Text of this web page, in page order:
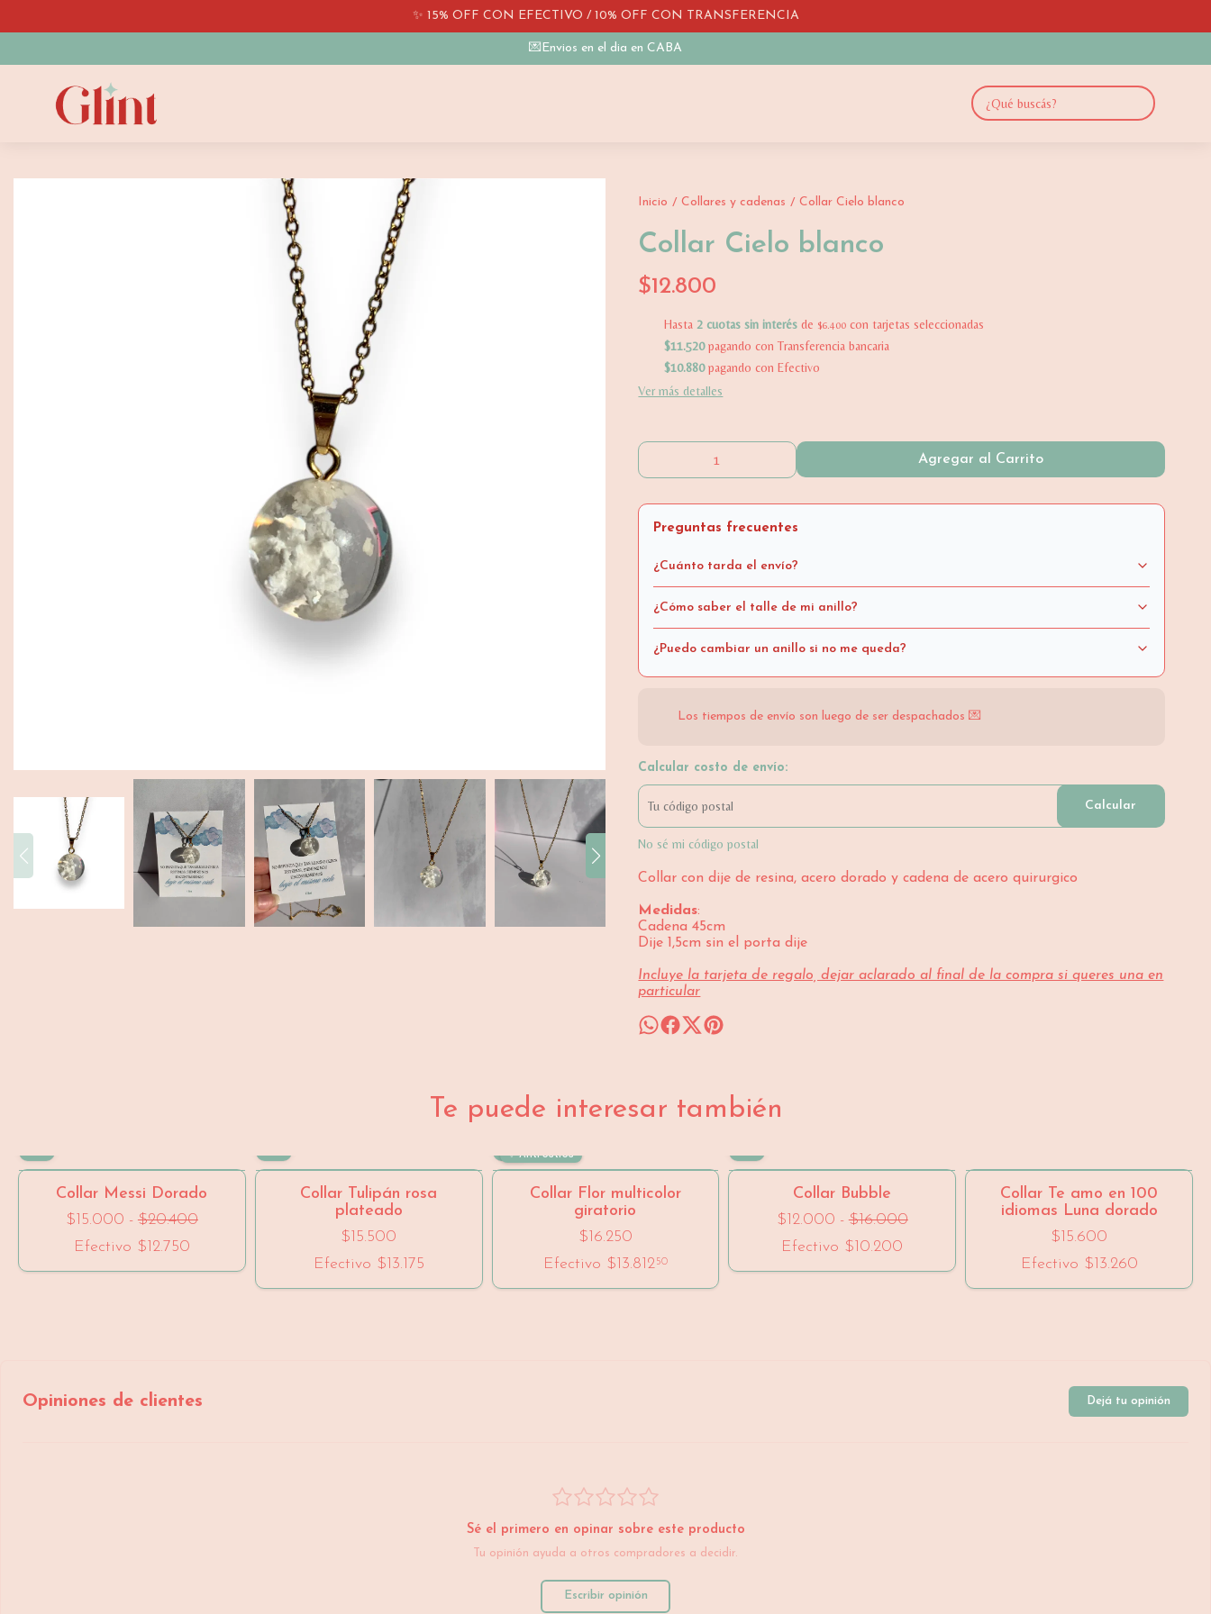
✨ 15% OFF CON EFECTIVO / 10% OFF CON TRANSFERENCIA
💌Envios en el dia en CABA
Inicio / Collares y cadenas / Collar Cielo blanco
Collar Cielo blanco
$12.800
Hasta 2 cuotas sin interés de $6.400 con tarjetas seleccionadas
$11.520pagando con Transferencia bancaria
$10.880pagando con Efectivo
Ver más detalles
Agregar al Carrito
Preguntas frecuentes
¿Cuánto tarda el envío?
¿Cómo saber el talle de mi anillo?
¿Puedo cambiar un anillo si no me queda?
Los tiempos de envío son luego de ser despachados 💌
Calcular costo de envío:
Calcular
No sé mi código postal
Collar con dije de resina, acero dorado y cadena de acero quirurgico
Medidas:
Cadena 45cm
Dije 1,5cm sin el porta dije
Incluye la tarjeta de regalo, dejar aclarado al final de la compra si queres una en
particular
Te puede interesar también
Collar Messi Dorado
$15.000 - $20.400
Efectivo $12.750
Collar Tulipán rosa
plateado
$15.500
Efectivo $13.175
✨ Anti estres
Collar Flor multicolor
giratorio
$16.250
Efectivo $13.81250
Collar Bubble
$12.000 - $16.000
Efectivo $10.200
SIN STOCK
Collar Te amo en 100
idiomas Luna dorado
$15.600
Efectivo $13.260
Opiniones de clientes Dejá tu opinión
Sé el primero en opinar sobre este producto
Tu opinión ayuda a otros compradores a decidir.
Escribir opinión